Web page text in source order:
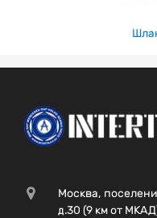
Москва,
д.30 (9 км от